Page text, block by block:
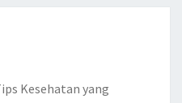
Kesehatan yang